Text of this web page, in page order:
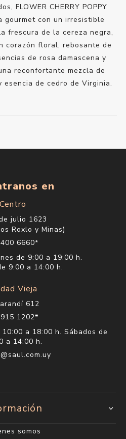
FLOWER CHERRY POPPY
gourmet con un irresistible
frescura de la cereza negra,
corazón floral, rebosante de
de rosa damascena y
reconfortante mezcla de
esencia de cedro de Virginia.
en
Centro
julio 1623
Roxlo y Minas)
6660*
de 9:00 a 19:00 h.
9:00 a 14:00 h.
Vieja
612
1202*
a 18:00 h. Sábados de
a 14:00 h.
somos